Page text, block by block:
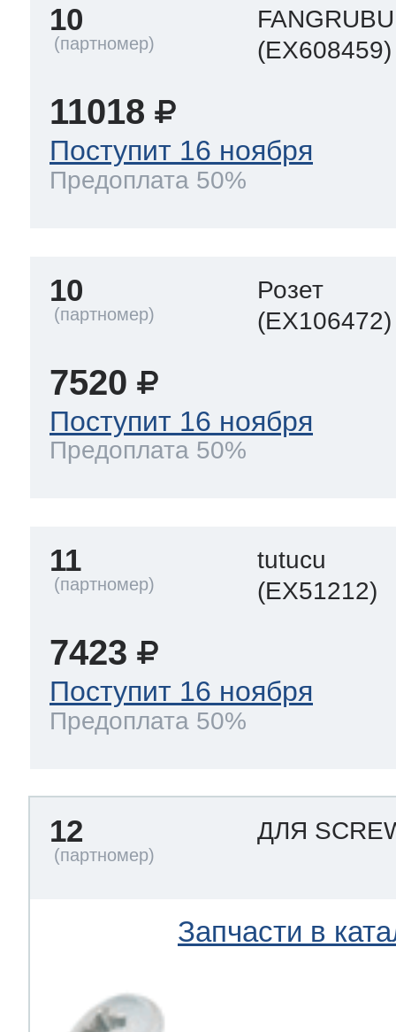
10
FANGRUBU
(EX608459)
11018
Поступит 16 ноября
Предоплата 50%
10
Розет
(EX106472)
7520
Поступит 16 ноября
Предоплата 50%
11
tutucu
(EX51212)
7423
Поступит 16 ноября
Предоплата 50%
12 ДЛЯ
Запчасти в